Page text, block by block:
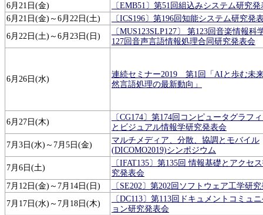
6月21日(金)
〔EMB51〕第51回組込みシステム研究発
6月21日(金)～6月22日(土)
〔ICS196〕第196回知能システム研究発
6月22日(土)～6月23日(日)
〔MUS123SLP127〕 第123回音楽情報科
127回音声言語情報処理合同研究発表会
6月26日(水)
連続セミナー2019 第1回「AIと歩む未
然言語処理の最新動向」
6月27日(木)
〔CG174〕第174回コンピュータグラフ
とビジュアル情報学研究発表会
7月3日(水)～7月5日(金)
マルチメディア、分散、協調とモバイル
(DICOMO2019)シンポジウム
7月6日(土)
〔IFAT135〕第135回 情報基礎とアクセ
究発表会
7月12日(金)～7月14日(日)
〔SE202〕第202回ソフトウェア工学研
7月17日(水)～7月18日(木)
〔DC113〕第113回ドキュメントコミュ
ョン研究発表会